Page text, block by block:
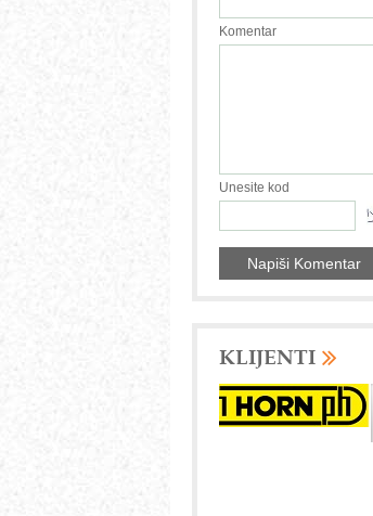
Komentar
Unesite kod
KLIJENTI